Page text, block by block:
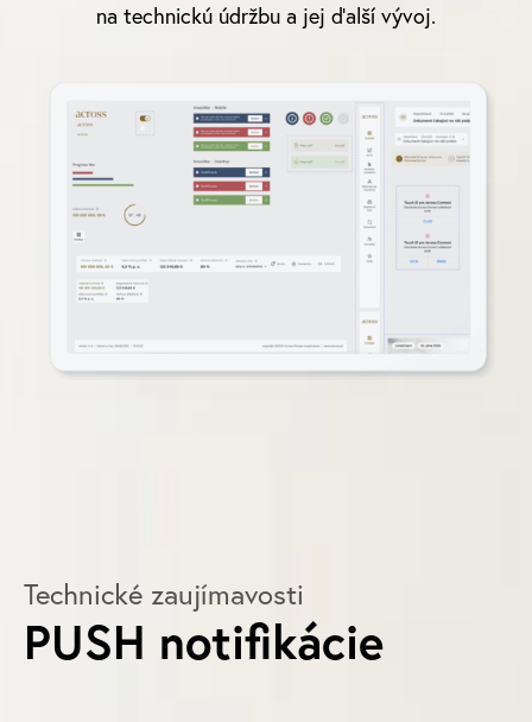
na technickú údržbu a jej ďalší vývoj.
Technické zaujímavosti
PUSH notifikácie